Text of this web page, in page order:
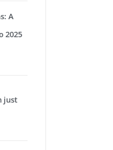
A
2025
just